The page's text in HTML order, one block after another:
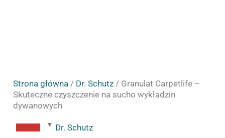
Strona główna / Dr. Schutz / Granulat Carpetlife –
Skuteczne czyszczenie na sucho wykładzin
dywanowych
Dr. Schutz